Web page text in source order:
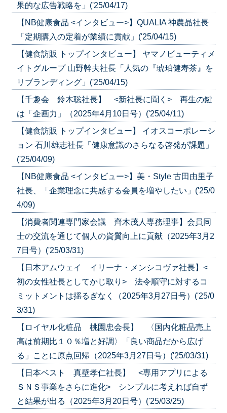
果的な広告戦略を」('25/04/17)
【NB健康食品 <インタビュー>】QUALIA 神農晶社長
「定期購入の定着が業績に貢献」('25/04/15)
【健食訪販 トップインタビュー】 ヤマノビューティメ
イトグループ 山野幹夫社長「人気の『琥珀健寿茶』を
リブランディング」('25/04/15)
【千趣会 鈴木聡社長】 <新社長に聞く> 再生の鍵
は「企画力」（2025年4月10日号）('25/04/11)
【健食訪販 トップインタビュー】 イオスコーポレーシ
ョン 石川雄志社長「健康意識のさらなる啓発が課題」
('25/04/09)
【NB健康食品 <インタビュー>】美・Style 古田由里子
社長、「企業理念に共感する会員を増やしたい」('25/0
4/09)
【消費者関連専門家会議 齊木茂人専務理事】会員同
士の交流を通じて個人の資質向上に貢献（2025年3月2
7日号）('25/03/31)
【日本アムウェイ イリーナ・メンシコヴァ社長】<
初の女性社長としてかじ取り> 法令順守に対するコ
ミットメントは揺るぎなく（2025年3月27日号）('25/0
3/31)
【ロイヤル化粧品 桃園忠会長】 〈国内化粧品売上
高は前期比１０％増と好調〉「良い商品だから広げ
る」ことに原点回帰（2025年3月27日号）('25/03/31)
【日本ベスト 真壁孝仁社長】 <専用アプリによる
ＳＮＳ事業をさらに進化> シンプルに考えれば自ず
と結果が出る（2025年3月20日号）('25/03/25)